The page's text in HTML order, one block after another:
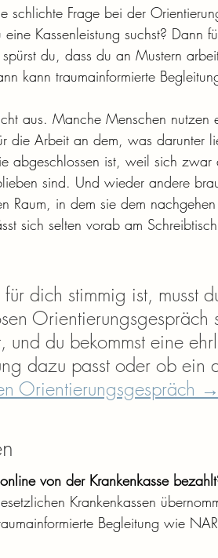
schlichte Frage bei der
Kassenleistung suchst? Dann
du, dass du an Mustern
kann traumainformierte
aus. Manche Menschen nutzen
die Arbeit an dem, was darunter
abgeschlossen ist, weil sich
sind. Und wieder andere
Raum, in dem sie dem
sich selten vorab am
dich stimmig ist, musst
und du bekommst eine
dazu passt oder ob ein
Orientierungsgespräch →
von der Krankenkasse
Krankenkassen
Begleitung wie